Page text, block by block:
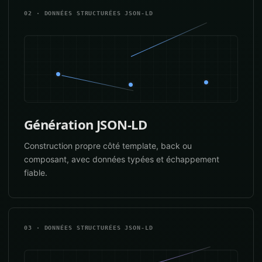
02 · DONNÉES STRUCTURÉES JSON-LD
Génération JSON-LD
Construction propre côté template, back ou
composant, avec données typées et échappement
fiable.
03 · DONNÉES STRUCTURÉES JSON-LD